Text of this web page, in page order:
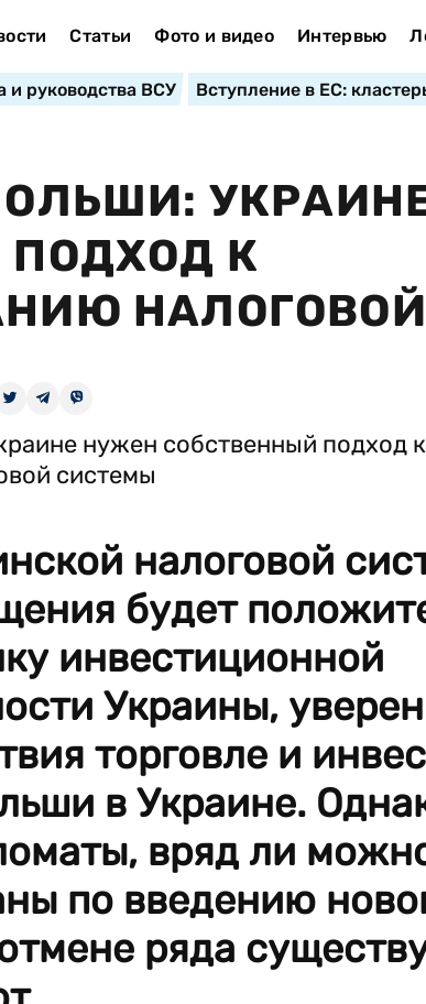
Статьи Фото и видео Интервью
и руководства ВСУ Вступление в ЕС:
К
налоговой
будет
инвестиционной
Украины,
торговле и
в Украине.
вряд ли
по введению
ряда